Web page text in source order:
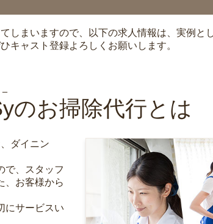
しまいますので、以下の求人情報は、実例と
キャスト登録よろしくお願いします。
のお掃除代行とは
ダイニン
で、スタッフ
、お客様から
にサービスい